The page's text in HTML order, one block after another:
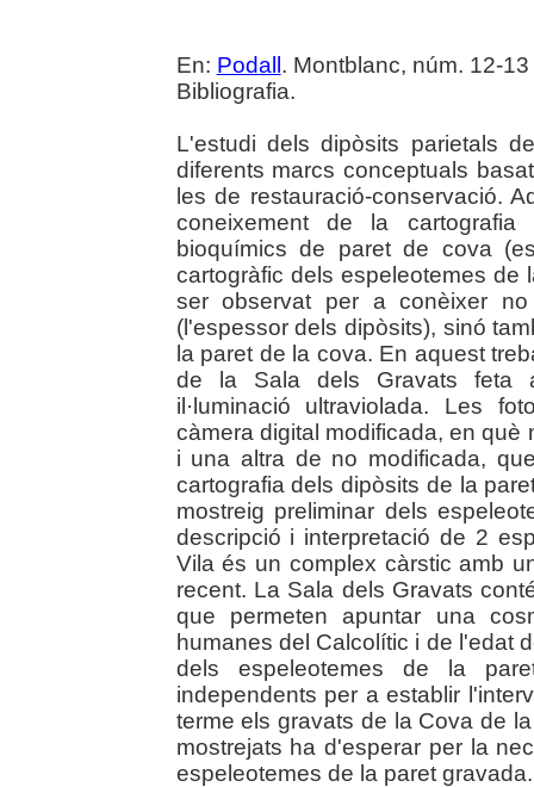
En: Podall . Montblanc, núm. 12-
Bibliografia.
L'estudi dels dipòsits parietals
diferents marcs conceptuals
les de restauració-conservació.
coneixement de la
bioquímics de paret de cova
cartogràfic dels espeleotemes
ser observat per a conèixer
(l'espessor dels dipòsits), sinó
la paret de la cova. En aquest
de la Sala dels Gravats feta
il·luminació ultraviolada. Les
càmera digital modificada, en què
i una altra de no modificada,
cartografia dels dipòsits de la
mostreig preliminar dels
descripció i interpretació de 2
Vila és un complex càrstic amb
recent. La Sala dels Gravats
que permeten apuntar una
humanes del Calcolític i de l'edat
dels espeleotemes de la
independents per a establir
terme els gravats de la Cova de
mostrejats ha d'esperar per la
espeleotemes de la paret gravada.